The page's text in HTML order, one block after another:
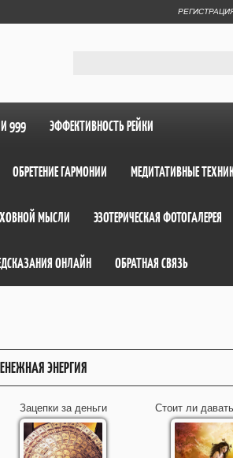
999 ЭФФЕКТИВНОСТЬ РЕЙКИ
ОБРЕТЕНИЕ ГАРМОНИИ МЕДИТАТИВНЫЕ
МЫСЛИ ЭЗОТЕРИЧЕСКАЯ ФОТОГАЛЕРЕЯ
ОНЛАЙН ОБРАТНАЯ СВЯЗЬ
ЭНЕРГИЯ
Зацепки за деньги Стоит ли